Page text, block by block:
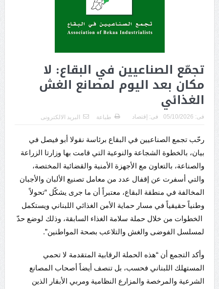
تجمّع الصناعيين في البقاع: لا
مكان بعد اليوم لمصانع الغش
الغذائي
فى: 05/10/2026 فى: إقتصاد طباعة البريد الالكترونى
رحّب تجمع الصناعيين في البقاع برئاسة نقولا أبو فيصل في
بيان، بالخطوة الشجاعة والنوعية التي قامت بها وزارتا الزراعة
والصناعة، بالتعاون مع الأجهزة الأمنية والقضائية المختصة،
والتي أسفرت عن إقفال عدد من معامل تصنيع الألبان والأجبان
المخالفة في منطقة البقاع، معتبراً أن ما جرى يشكّل “تحولاً
وطنياً حقيقياً في مسار حماية الأمن الغذائي اللبناني ويستكمل
الخطوات من خلال حملة سلامة الغذاء السابقة، وذلك لوضع حدّ
لمسلسل الفوضى والغش والتلاعب بصحة المواطنين”.
وأكد التجمع أن “هذه الحملة الرقابية المتقدمة لا تحمي
المستهلك اللبناني فحسب، بل تنصف أيضاً أصحاب المصانع
الشرعية والمرخصة والمزارع النظامية ومربي الأبقار الذين